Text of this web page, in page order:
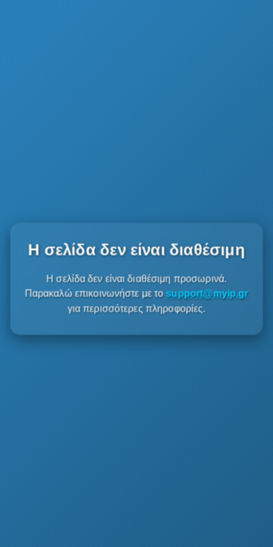
Η σελίδα δεν είναι διαθέσιμη
Η σελίδα δεν είναι διαθέσιμη προσωρινά.
Παρακαλώ επικοινωνήστε με το support@myip.gr
για περισσότερες πληροφορίες.